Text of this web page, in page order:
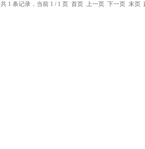
共 1 条记录，当前 1 / 1 页 首页 上一页 下一页 末